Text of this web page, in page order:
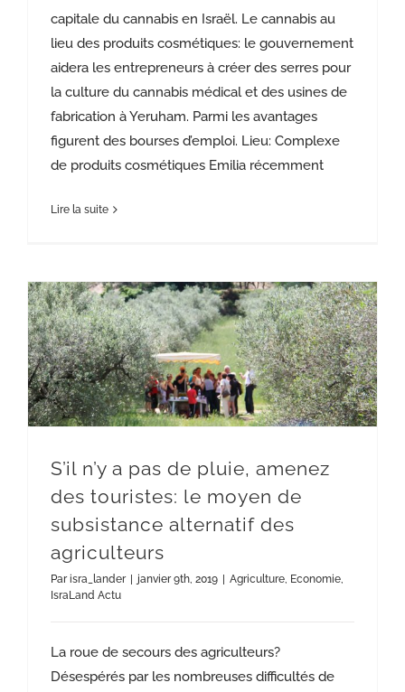
capitale du cannabis en Israël. Le cannabis au
lieu des produits cosmétiques: le gouvernement
aidera les entrepreneurs à créer des serres pour
la culture du cannabis médical et des usines de
fabrication à Yeruham. Parmi les avantages
figurent des bourses d’emploi. Lieu: Complexe
de produits cosmétiques Emilia récemment
Lire la suite
S’il n’y a pas de pluie, amenez
des touristes: le moyen de
subsistance alternatif des
agriculteurs
Parisra_lander janvier 9th, 2019 Agriculture, Economie,
IsraLand Actu
La roue de secours des agriculteurs?
Désespérés par les nombreuses difficultés de